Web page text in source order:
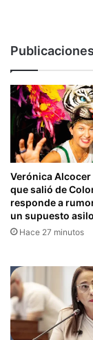
Verónica
que salió de
responde a
un supuesto asilo
Hace 27 minutos